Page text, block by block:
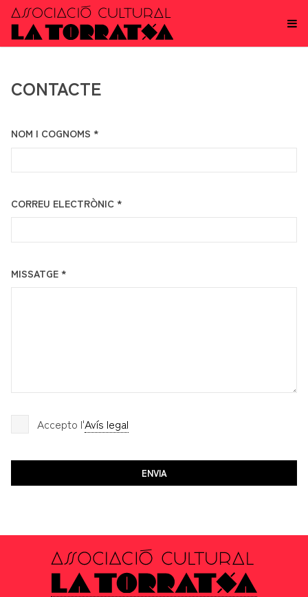
CONTACTE
NOM I COGNOMS *
CORREU ELECTRÒNIC *
MISSATGE *
Accepto l'Avís legal